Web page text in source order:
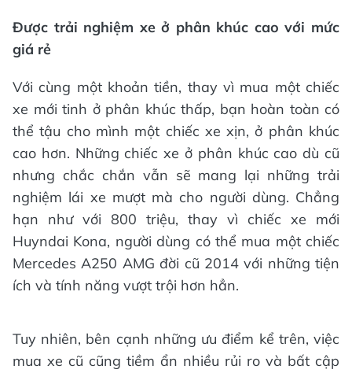
Được trải nghiệm xe ở phân khúc cao với mức
giá rẻ
Với cùng một khoản tiền, thay vì mua một chiếc
xe mới tinh ở phân khúc thấp, bạn hoàn toàn có
thể tậu cho mình một chiếc xe xịn, ở phân khúc
cao hơn. Những chiếc xe ở phân khúc cao dù cũ
nhưng chắc chắn vẫn sẽ mang lại những trải
nghiệm lái xe mượt mà cho người dùng. Chẳng
hạn như với 800 triệu, thay vì chiếc xe mới
Huyndai Kona, người dùng có thể mua một chiếc
Mercedes A250 AMG đời cũ 2014 với những tiện
ích và tính năng vượt trội hơn hẳn.
Tuy nhiên, bên cạnh những ưu điểm kể trên, việc
mua xe cũ cũng tiềm ẩn nhiều rủi ro và bất cập